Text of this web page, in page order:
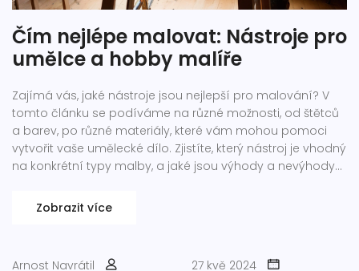
Čím nejlépe malovat: Nástroje pro
umělce a hobby malíře
Zajímá vás, jaké nástroje jsou nejlepší pro malování? V
tomto článku se podíváme na různé možnosti, od štětců
a barev, po různé materiály, které vám mohou pomoci
vytvořit vaše umělecké dílo. Zjistíte, který nástroj je vhodný
na konkrétní typy malby, a jaké jsou výhody a nevýhody
Zobrazit více
Arnost Navrátil 27 kvě 2024